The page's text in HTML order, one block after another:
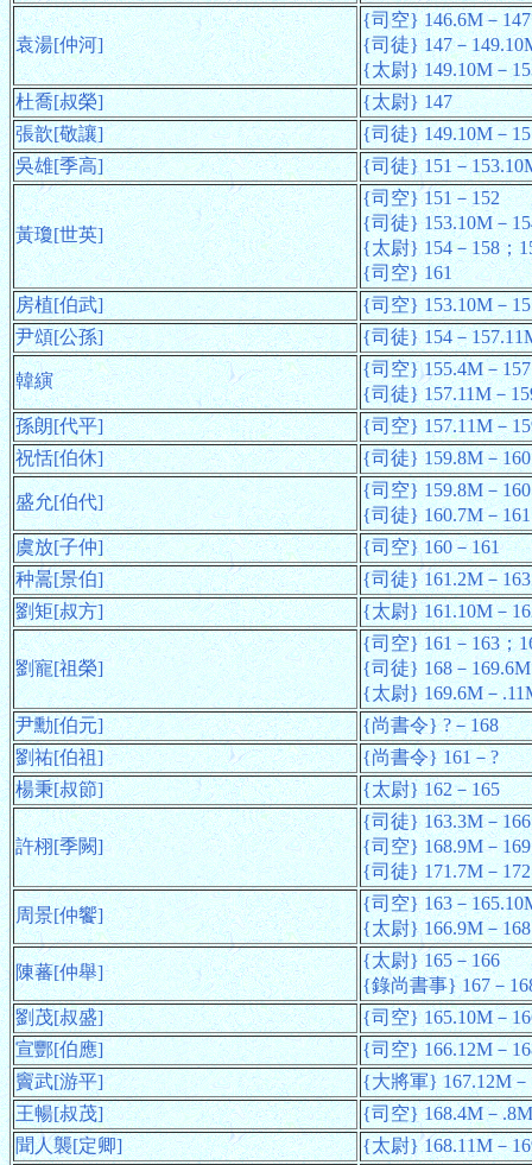
袁湯[仲河]
{司空} 146.6M－147
{司徒} 147－
{太尉} 149.10M－
杜喬[叔榮]
{太尉} 147
張歆[敬讓]
{司徒} 149.10M－
吳雄[季高]
{司徒} 151－
黃瓊[世英]
{司空} 151－152
{司徒} 153.10M－
{太尉} 154－158；
{司空} 161
房植[伯武]
{司空} 153.10M－
尹頌[公孫]
{司徒} 154－
韓縯
{司空} 155.4M－
{司徒} 157.11M－
孫朗[代平]
{司空} 157.11M－
祝恬[伯休]
{司徒} 159.8M－
盛允[伯代]
{司空} 159.8M－
{司徒} 160.7M－
虞放[子仲]
{司空} 160－161
种暠[景伯]
{司徒} 161.2M－
劉矩[叔方]
{太尉} 161.10M－
劉寵[祖榮]
{司空} 161－163；
{司徒} 168－169.6M
{太尉} 169.6M－
尹勳[伯元]
{尚書令} ?－168
劉祐[伯祖]
{尚書令} 161－?
楊秉[叔節]
{太尉} 162－165
許栩[季闕]
{司徒} 163.3M－
{司空} 168.9M－
{司徒} 171.7M－
周景[仲饗]
{司空} 163－
{太尉} 166.9M－168
陳蕃[仲舉]
{太尉} 165－166
{錄尚書事} 167－
劉茂[叔盛]
{司空} 165.10M－
宣酆[伯應]
{司空} 166.12M－
竇武[游平]
{大將軍} 167.12M
王暢[叔茂]
{司空} 168.4M－.8M
聞人襲[定卿]
{太尉} 168.11M－